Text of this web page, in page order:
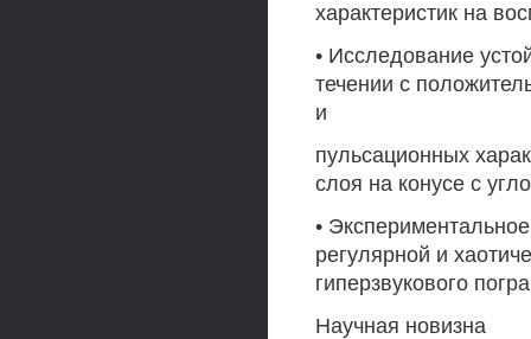
характеристик на
• Исследование
течении с
и
пульсационных
слоя на конусе с
•
регулярной и
гиперзвукового
Научная новизна